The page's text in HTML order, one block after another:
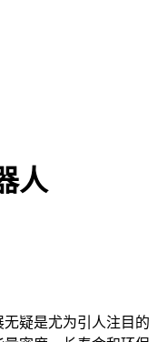
人
疑是尤为引人注目的